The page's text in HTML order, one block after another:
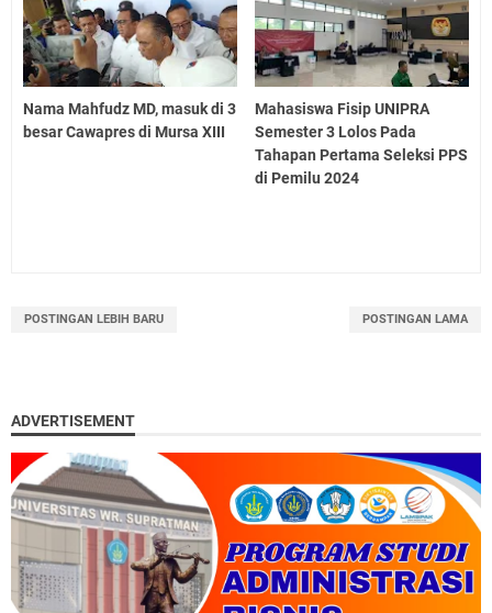
Nama Mahfudz MD, masuk di 3
besar Cawapres di Mursa XIII
Mahasiswa Fisip UNIPRA
Semester 3 Lolos Pada
Tahapan Pertama Seleksi PPS
di Pemilu 2024
POSTINGAN LEBIH BARU POSTINGAN LAMA
ADVERTISEMENT